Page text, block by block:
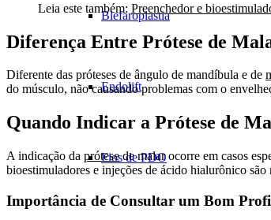
Blefaroplastia
Endolift
Fios de PDO
Leia este também: Preenchedor e
Diferença Entre Prótese de
Diferente das próteses de ângulo de mandíbula e de
do músculo, não causando problemas com o
Quando Indicar a Prótese de
A indicação da prótesede malar ocorre em casos
bioestimuladores e injeções de ácido hialurônico são
Importância de Consultar um Bom